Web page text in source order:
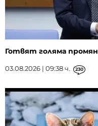
Готвят голяма
03.08.2026 | 09:38 ч. 230